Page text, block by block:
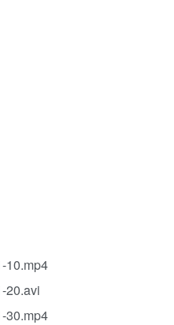
10.mp4
20.avi
30.mp4